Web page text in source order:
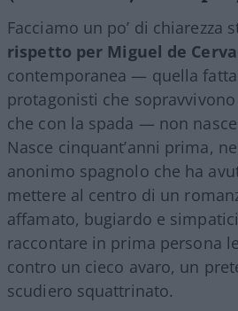
Facciamo un po’ di chiarezza
rispetto per Miguel de
contemporanea — quella
protagonisti che sopravvivono
che con la spada — non
Nasce cinquant’anni prima,
anonimo spagnolo che ha
mettere al centro di un
affamato, bugiardo e
raccontare in prima persona
contro un cieco avaro, un
scudiero squattrinato.